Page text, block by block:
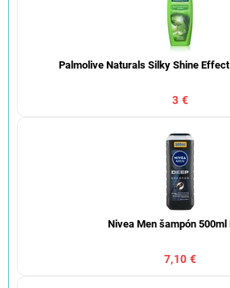
Palmolive Naturals Silky Shine
3 €
Nivea Men šampón 500ml
7,10 €